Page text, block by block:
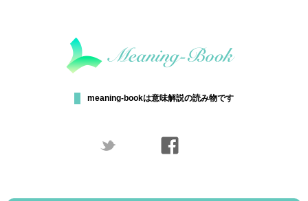
meaning-bookは意味解説の読み物です